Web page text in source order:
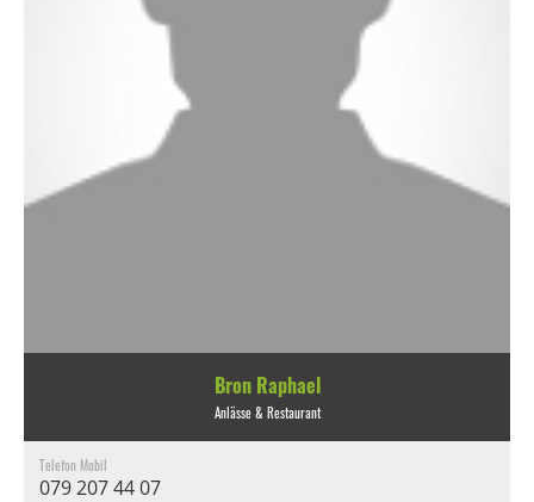
Bron Raphael
Anlässe & Restaurant
Telefon Mobil
079 207 44 07